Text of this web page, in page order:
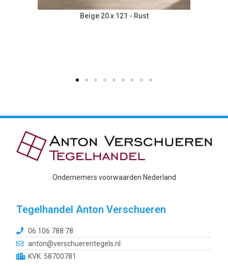
Beige 20 x 121 - Rust
Ondernemers voorwaarden Nederland
Tegelhandel Anton Verschueren
06 106 788 78
anton@verschuerentegels.nl
KVK: 58700781